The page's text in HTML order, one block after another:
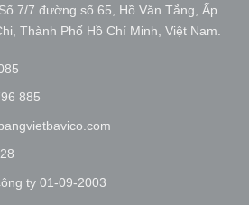
7/7 đường số 65, Hồ Văn Tắng, Ấp
Thành Phố Hồ Chí Minh, Việt Nam.
885
ty 01-09-2003